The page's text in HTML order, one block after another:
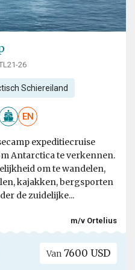
26
Schiereiland
EN
expeditiecruise
Antarctica te verkennen.
om te wandelen,
kajakken, bergsporten
de zuidelijke...
m/v Ortelius
Van 7600 USD